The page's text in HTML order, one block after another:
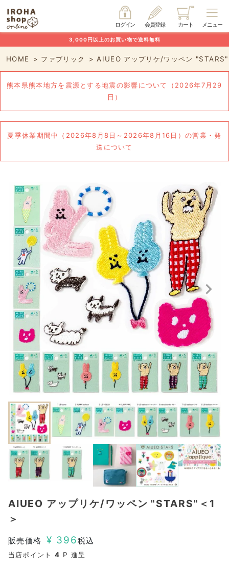
メニュー
カート
会員登録
ログイン
3,000円以上のお買い物で送料無料
HOME ファブリック AIUEO アップリケ/ワッペン "STARS"
熊本県熊本地方を震源とする地震の影響について（2026年7月29
日）
夏季休業期間中（2026年8月8日～2026年8月16日）の営業・発
送について
AIUEO アップリケ/ワッペン "STARS"＜1
＞
販売価格 ¥ 396税込
当店ポイント 4 P 進呈